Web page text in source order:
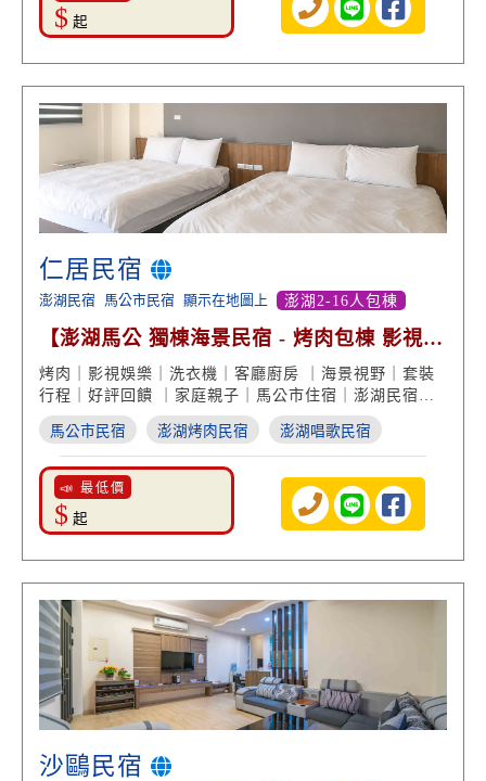
$ 起
仁居民宿
澎湖民宿 馬公市民宿 顯示在地圖上 澎湖2-16人包棟
【澎湖馬公 獨棟海景民宿 - 烤肉包棟 影視享
受 好評回饋】
烤肉｜影視娛樂｜洗衣機｜客廳廚房 ｜海景視野｜套裝
行程｜好評回饋 ｜家庭親子｜馬公市住宿｜澎湖民宿推
薦
馬公市民宿 澎湖烤肉民宿 澎湖唱歌民宿
📣 最低價
$ 起
沙鷗民宿